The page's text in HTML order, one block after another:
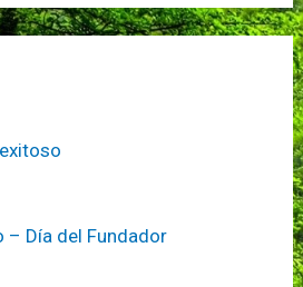
– Día del Fundador